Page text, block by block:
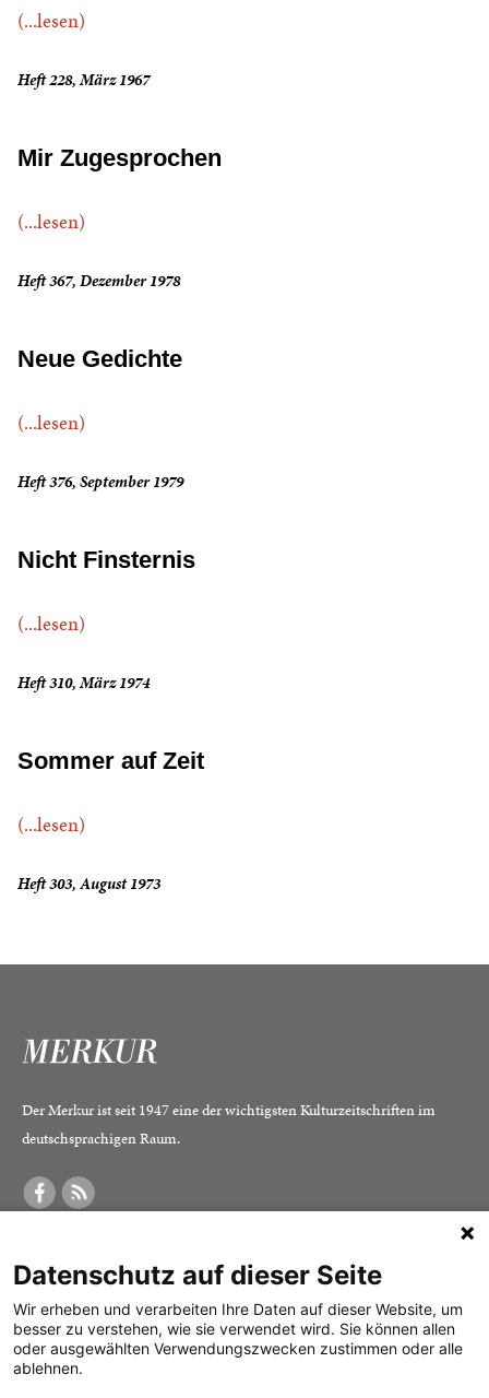
(...lesen)
Heft 228, März 1967
Mir Zugesprochen
(...lesen)
Heft 367, Dezember 1978
Neue Gedichte
(...lesen)
Heft 376, September 1979
Nicht Finsternis
(...lesen)
Heft 310, März 1974
Sommer auf Zeit
(...lesen)
Heft 303, August 1973
Der Merkur ist seit 1947 eine der wichtigsten Kulturzeitschriften im
deutschsprachigen Raum.
Was ist der Merkur?
Herausgeber /
Redaktion
Verlag
Alle Abos im Überblick
Print-Abo
Digital-Abo
Impressum
Datenschutz
Mediadaten
Datenschutz auf dieser Seite
Wir erheben und verarbeiten Ihre Daten auf dieser Website, um
besser zu verstehen, wie sie verwendet wird. Sie können allen
oder ausgewählten Verwendungszwecken zustimmen oder alle
ablehnen.